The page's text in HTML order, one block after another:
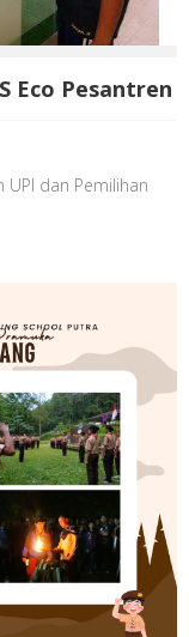
Eco Pesantren
UPI dan Pemilihan